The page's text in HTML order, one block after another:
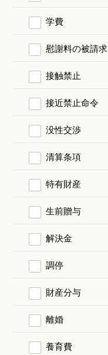
学費
慰謝料の被請求
接触禁止
接近禁止命令
没性交渉
清算条項
特有財産
生前贈与
解決金
調停
財産分与
離婚
養育費